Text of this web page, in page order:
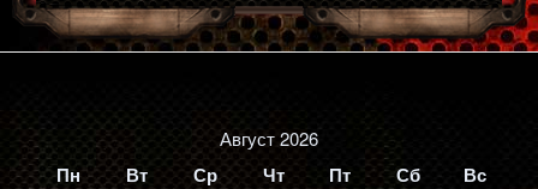
Август 2026
Пн Вт Ср Чт Пт Сб Вс